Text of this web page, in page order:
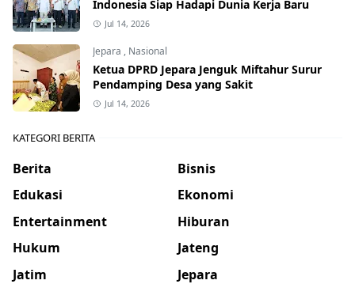
Indonesia Siap Hadapi Dunia Kerja Baru
Jul 14, 2026
Jepara , Nasional
Ketua DPRD Jepara Jenguk Miftahur Surur
Pendamping Desa yang Sakit
Jul 14, 2026
KATEGORI BERITA
Berita
Bisnis
Edukasi
Ekonomi
Entertainment
Hiburan
Hukum
Jateng
Jatim
Jepara